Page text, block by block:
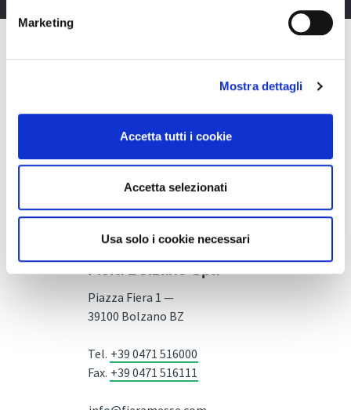
Marketing
Mostra dettagli
Accetta tutti i cookie
Accetta selezionati
Usa solo i cookie necessari
Fiera Bolzano Spa
Piazza Fiera 1 —
39100 Bolzano BZ
Tel. +39 0471 516000
Fax. +39 0471 516111